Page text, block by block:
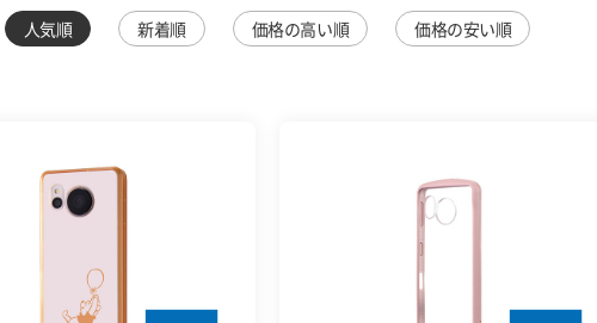
人気順 新着順 価格の高い順 価格の安い順